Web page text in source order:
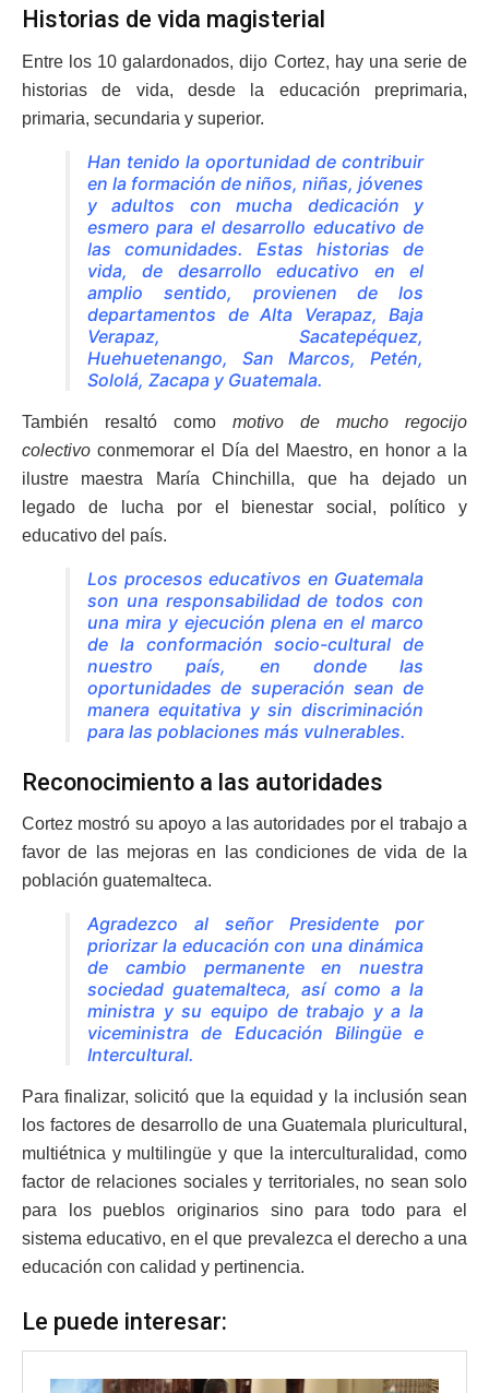
Historias de vida magisterial
Entre los 10 galardonados, dijo Cortez, hay una serie de
historias de vida, desde la educación preprimaria,
primaria, secundaria y superior.
Han tenido la oportunidad de contribuir
en la formación de niños, niñas, jóvenes
y adultos con mucha dedicación y
esmero para el desarrollo educativo de
las comunidades. Estas historias de
vida, de desarrollo educativo en el
amplio sentido, provienen de los
departamentos de Alta Verapaz, Baja
Verapaz, Sacatepéquez,
Huehuetenango, San Marcos, Petén,
Sololá, Zacapa y Guatemala.
También resaltó como motivo de mucho regocijo
colectivo conmemorar el Día del Maestro, en honor a la
ilustre maestra María Chinchilla, que ha dejado un
legado de lucha por el bienestar social, político y
educativo del país.
Los procesos educativos en Guatemala
son una responsabilidad de todos con
una mira y ejecución plena en el marco
de la conformación socio-cultural de
nuestro país, en donde las
oportunidades de superación sean de
manera equitativa y sin discriminación
para las poblaciones más vulnerables.
Reconocimiento a las autoridades
Cortez mostró su apoyo a las autoridades por el trabajo a
favor de las mejoras en las condiciones de vida de la
población guatemalteca.
Agradezco al señor Presidente por
priorizar la educación con una dinámica
de cambio permanente en nuestra
sociedad guatemalteca, así como a la
ministra y su equipo de trabajo y a la
viceministra de Educación Bilingüe e
Intercultural.
Para finalizar, solicitó que la equidad y la inclusión sean
los factores de desarrollo de una Guatemala pluricultural,
multiétnica y multilingüe y que la interculturalidad, como
factor de relaciones sociales y territoriales, no sean solo
para los pueblos originarios sino para todo para el
sistema educativo, en el que prevalezca el derecho a una
educación con calidad y pertinencia.
Le puede interesar: